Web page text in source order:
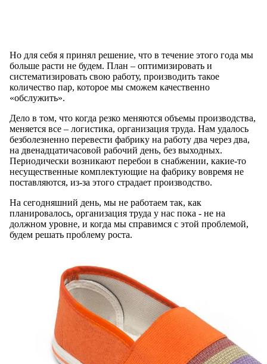
Но для себя я принял решение, что в течение этого года мы
больше расти не будем. План – оптимизировать и
систематизировать свою работу, производить такое
количество пар, которое мы сможем качественно
«обслужить».
Дело в том, что когда резко меняются объемы производства,
меняется все – логистика, организация труда. Нам удалось
безболезненно перевести фабрику на работу два через два,
на двенадцатичасовой рабочий день, без выходных.
Периодически возникают перебои в снабжении, какие-то
несущественные комплектующие на фабрику вовремя не
поставляются, из-за этого страдает производство.
На сегодняшний день, мы не работаем так, как
планировалось, организация труда у нас пока - не на
должном уровне, и когда мы справимся с этой проблемой,
будем решать проблему роста.